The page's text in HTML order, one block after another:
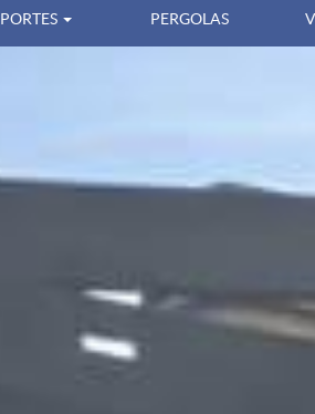
PORTES PERGOLAS